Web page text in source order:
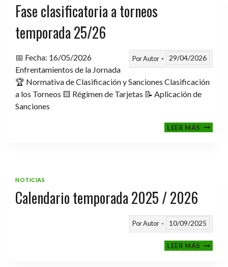
Fase clasificatoria a torneos
temporada 25/26
PorAutor 29/04/2026
📅 Fecha: 16/05/2026
Enfrentamientos de la Jornada
🏆 Normativa de Clasificación y Sanciones Clasificación
a los Torneos 🟨 Régimen de Tarjetas 📝 Aplicación de
Sanciones
LEER MÁSFASE
NOTICIAS
Calendario temporada 2025 / 2026
PorAutor 10/09/2025
LEER MÁS